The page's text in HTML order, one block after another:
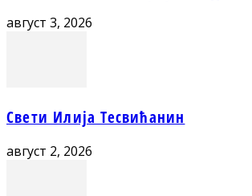
август 3, 2026
Свети Илија Тесвићанин
август 2, 2026